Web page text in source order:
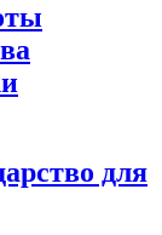
для